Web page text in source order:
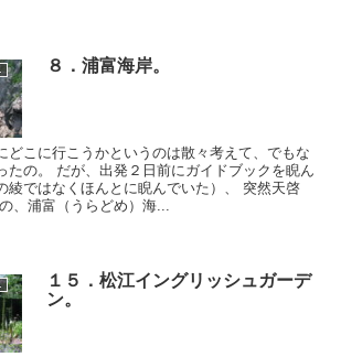
８．浦富海岸。
どこに行こうかというのは散々考えて、でもな
たの。 だが、出発２日前にガイドブックを睨ん
綾ではなくほんとに睨んでいた）、 突然天啓
、浦富（うらどめ）海...
１５．松江イングリッシュガーデ
ン。